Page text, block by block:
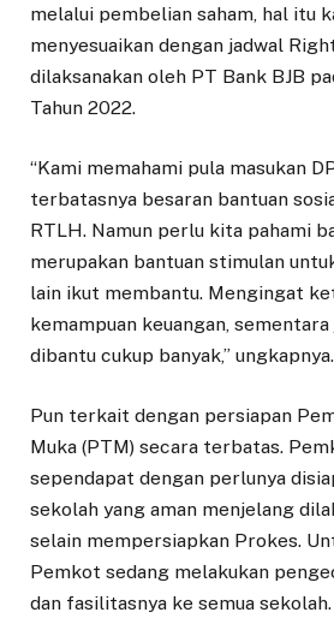
melalui pembelian saham, hal itu
menyesuaikan dengan jadwal
dilaksanakan oleh PT Bank BJB
Tahun 2022.
“Kami memahami pula masukan
terbatasnya besaran bantuan
RTLH. Namun perlu kita pahami
merupakan bantuan stimulan
lain ikut membantu. Mengingat
kemampuan keuangan,
dibantu cukup banyak,” ungkapnya.
Pun terkait dengan persiapan
Muka (PTM) secara terbatas.
sependapat dengan perlunya
sekolah yang aman menjelang
selain mempersiapkan Prokes.
Pemkot sedang melakukan
dan fasilitasnya ke semua sekolah.